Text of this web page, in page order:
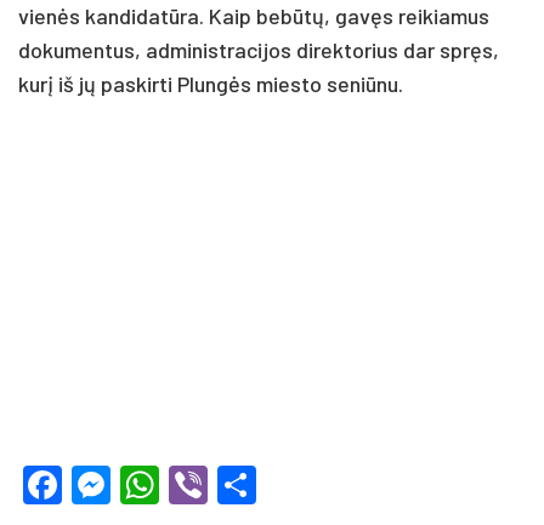
vienės kan­di­datū­ra. Kaip be­būtų, gavęs rei­kia­mus
do­ku­men­tus, ad­mi­nist­ra­ci­jos di­rek­to­rius dar spręs,
kurį iš jų pa­skir­ti Plungės mies­to se­niū­nu.
Facebook
Messenger
WhatsApp
Viber